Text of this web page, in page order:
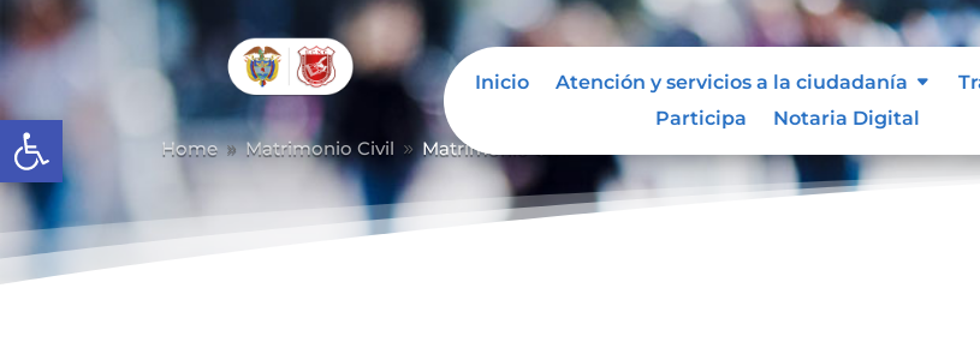
Abrir barra de herramientas
Inicio Atención y servicios a la ciudadanía
Participa
Notaria Digital
Home 9 Matrimonio Civil 9 Matrimonio Civil